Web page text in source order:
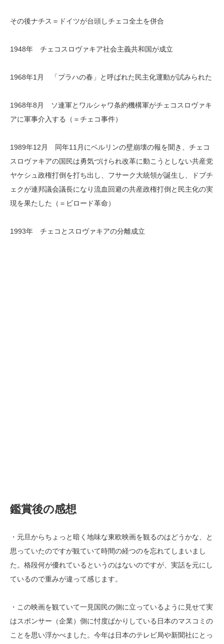
その後ナチス＝ドイツが台頭しチェコ全土を併合
1948年 チェコスロヴァキア社会主義共和国が成立
1968年1月 「プラハの春」と呼ばれた民主化運動が試みられた
1968年8月 ソ連軍とワルシャワ条約機構軍がチェコスロヴァキ
アに軍事介入する（＝チェコ事件）
1989年12月 同年11月にベルリンの壁崩壊の報を聞き、チェコ
スロヴァキアの国民は勇気づけられ改革に動こうとしない共産党
ヤケシュ政権打倒を打ち出し、フサーク大統領が誕生し、ドブチ
ェクが連邦議会議長になり流血回避の共産政権打倒と民主化の実
現を果たした（＝ビロード革命）
1993年 チェコとスロヴァキアの分離成立
鑑賞後の感想
・元旦からちょっと暗く地味な東欧映画を観るのはどうかな、と
思っていたのですが観ていて時間の経つのを忘れてしまいまし
た。格段何が優れているというのはないのですが、実話を元にし
ているので重みが違って感じます。
・この映画を観ていて一見国民の側に立っているように見せて実
はスポンサー（企業）側に忖度ばかりしている日本のマスコミの
ことを思い浮かべました。今年は日本のテレビ局や新聞社にとっ